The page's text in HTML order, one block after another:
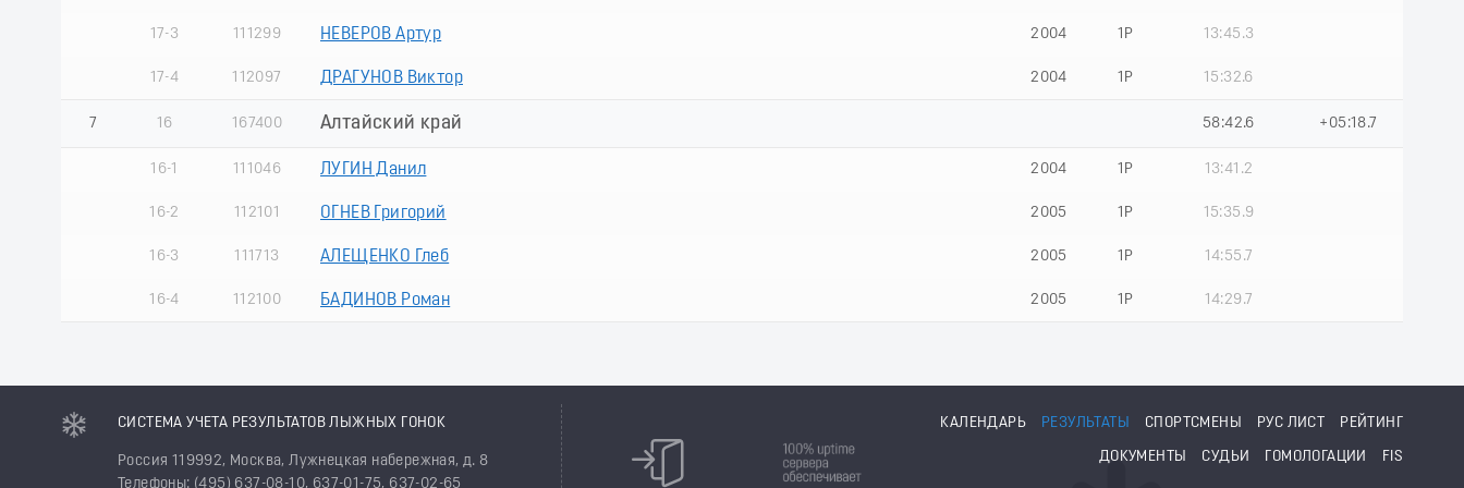
17-3 111299 НЕВЕРОВ Артур 2004 1Р 13:45.3
17-4 112097 ДРАГУНОВ Виктор 2004 1Р 15:32.6
7 16 167400 Алтайский край 58:42.6 +05:18.7
16-1 111046 ЛУГИН Данил 2004 1Р 13:41.2
16-2 112101 ОГНЕВ Григорий 2005 1Р 15:35.9
16-3 111713 АЛЕЩЕНКО Глеб 2005 1Р 14:55.7
16-4 112100 БАДИНОВ Роман 2005 1Р 14:29.7
СИСТЕМА УЧЕТА РЕЗУЛЬТАТОВ ЛЫЖНЫХ ГОНОК
Россия 119992, Москва, Лужнецкая набережная, д. 8
Телефоны: (495) 637-08-10, 637-01-75, 637-02-65
КАЛЕНДАРЬ РЕЗУЛЬТАТЫ СПОРТСМЕНЫ РУС ЛИСТ РЕЙТИНГ
ДОКУМЕНТЫ СУДЬИ ГОМОЛОГАЦИИ FIS